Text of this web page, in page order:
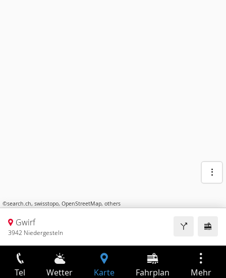
©search.ch, swisstopo, OpenStreetMap, others
Gwirf
3942 Niedergesteln
Tel Wetter Karte Fahrplan Mehr